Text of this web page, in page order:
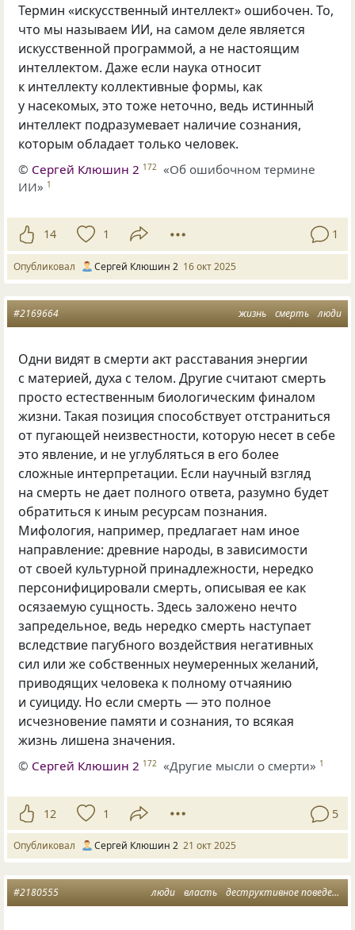
Термин «искусственный интеллект» ошибочен. То,
что мы называем ИИ, на самом деле является
искусственной программой, а не настоящим
интеллектом. Даже если наука относит
к интеллекту коллективные формы, как
у насекомых, это тоже неточно, ведь истинный
интеллект подразумевает наличие сознания,
которым обладает только человек.
© Сергей Клюшин 2 172
«Об ошибочном термине
ИИ» 1
14 1 1
Опубликовал Сергей Клюшин 2 16 окт 2025
жизнь смерть люди
#2169664
Одни видят в смерти акт расставания энергии
с материей, духа с телом. Другие считают смерть
просто естественным биологическим финалом
жизни. Такая позиция способствует отстраниться
от пугающей неизвестности, которую несет в себе
это явление, и не углубляться в его более
сложные интерпретации. Если научный взгляд
на смерть не дает полного ответа, разумно будет
обратиться к иным ресурсам познания.
Мифология, например, предлагает нам иное
направление: древние народы, в зависимости
от своей культурной принадлежности, нередко
персонифицировали смерть, описывая ее как
осязаемую сущность. Здесь заложено нечто
запредельное, ведь нередко смерть наступает
вследствие пагубного воздействия негативных
сил или же собственных неумеренных желаний,
приводящих человека к полному отчаянию
и суициду. Но если смерть — это полное
исчезновение памяти и сознания, то всякая
жизнь лишена значения.
© Сергей Клюшин 2 172 «Другие мысли о смерти» 1
12 1 5
Опубликовал Сергей Клюшин 2 21 окт 2025
люди власть деструктивное поведение
#2180555